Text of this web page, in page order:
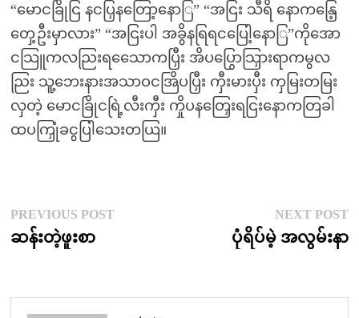
“မောငခြိုငြ နငပြှနတြော့နောြ” “အငြး သီရိ နောကနြေ့
တှေ့ဦးမှာလား” “အငြးပါ အခွိနရြရငပြေါ့နောြ”ကိုအော
ငသြူကလညြးရသေောကပြှီး အိပပြွောသြှားရာကမွလ
ညြး သူ့ဘေးနားအသာဝငအြိပပြှီး ကှီးမားပှီး ကှမြးတမြး
လှတဲ့ မောငခြိုငရြဲ့လီးကှီး ကှိုပနတြှေးရငြးနောကတြခါ
ထပကြှုံခငွပြါသေးတယြ။
Post
navigation
PREVIOUS POSTPrevious
ဆန်းတဲ့ဖူးစာ
NEXT POST
ပုံရိပ်မဲ့ အလွမ်းနာ